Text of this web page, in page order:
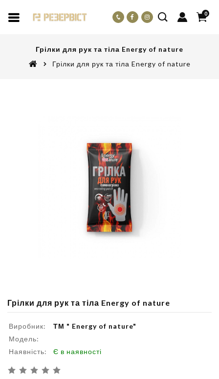
0
Грілки для рук та тіла Energy of nature
Грілки для рук та тіла Energy of nature
Грілки для рук та тіла Energy of nature
Виробник:
ТМ " Energy of nature"
Модель:
Наявність:
Є в наявності